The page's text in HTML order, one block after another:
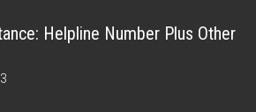
Helpline Number Plus Other